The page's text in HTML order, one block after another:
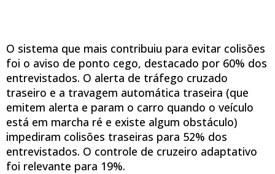
O sistema que mais contribuiu para evitar colisões
foi o aviso de ponto cego, destacado por 60% dos
entrevistados. O alerta de tráfego cruzado
traseiro e a travagem automática traseira (que
emitem alerta e param o carro quando o veículo
está em marcha ré e existe algum obstáculo)
impediram colisões traseiras para 52% dos
entrevistados. O controle de cruzeiro adaptativo
foi relevante para 19%.